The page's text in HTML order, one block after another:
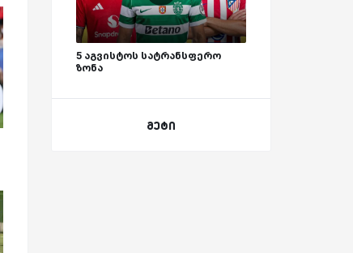
5 აგვისტოს სატრანსფერო
ზონა
მეტი